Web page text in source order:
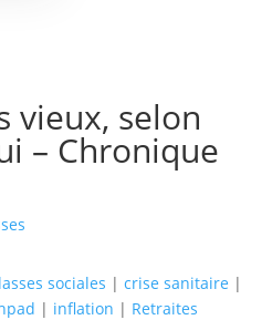
vieux, selon
– Chronique
sociales | crise sanitaire |
| inflation | Retraites